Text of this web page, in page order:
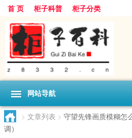
首 页 柜子科普 柜子分类
网站导航
> 文章列表 > 守望先锋画质模糊怎
调）